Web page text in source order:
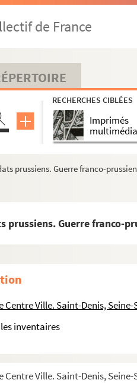
de France
RECHERCHES CIBLÉES
Imprimés
multimédia
prussiens. Guerre franco-
prussiens. Guerre franco-
Centre Ville. Saint-Denis,
inventaires
Centre Ville. Saint-Denis,